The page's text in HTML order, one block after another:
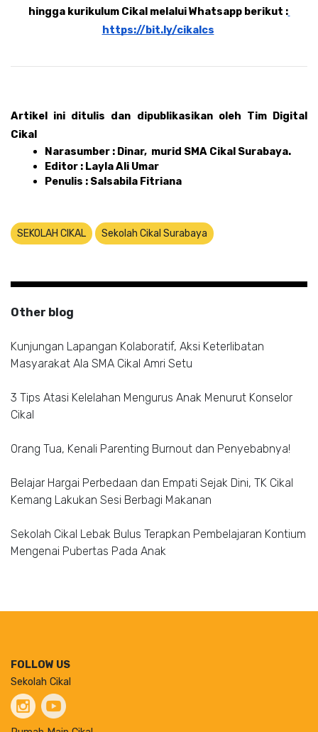
hingga kurikulum Cikal melalui Whatsapp berikut :
https://bit.ly/cikalcs
Artikel ini ditulis dan dipublikasikan oleh Tim Digital
Cikal
Narasumber : Dinar,  murid SMA Cikal Surabaya.
Editor : Layla Ali Umar
Penulis : Salsabila Fitriana
SEKOLAH CIKAL Sekolah Cikal Surabaya
Other blog
Kunjungan Lapangan Kolaboratif, Aksi Keterlibatan
Masyarakat Ala SMA Cikal Amri Setu
3 Tips Atasi Kelelahan Mengurus Anak Menurut Konselor
Cikal
Orang Tua, Kenali Parenting Burnout dan Penyebabnya!
Belajar Hargai Perbedaan dan Empati Sejak Dini, TK Cikal
Kemang Lakukan Sesi Berbagi Makanan
Sekolah Cikal Lebak Bulus Terapkan Pembelajaran Kontium
Mengenai Pubertas Pada Anak
FOLLOW US
Sekolah Cikal